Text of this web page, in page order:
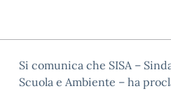
Si comunica che SISA –
Scuola e Ambiente – ha